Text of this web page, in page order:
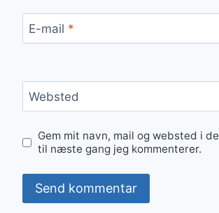
E-mail *
Websted
Gem mit navn, mail og websted i
til næste gang jeg kommenterer.